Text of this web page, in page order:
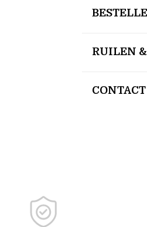
RUILEN
CONTACT